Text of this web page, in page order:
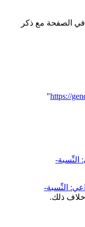
الصفحة مع ذكر
"
النِّسبة-
النِّسبة-
ذلك.